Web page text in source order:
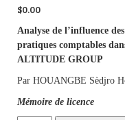
$0.00
Analyse de l’influence
pratiques comptables
ALTITUDE GROUP
Par HOUANGBE Sèdjro
Mémoire de licence